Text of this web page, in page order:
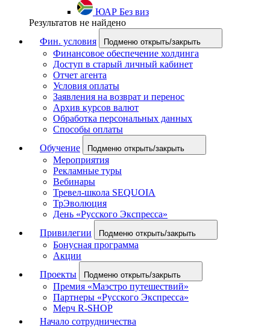
ЮАР Без виз
Результатов не найдено
Фин. условия
Подменю открыть/закрыть
Финансовое обеспечение холдинга
Доступ в старый личный кабинет
Отчет агента
Условия оплаты
Заявления на возврат и перенос
Архив курсов валют
Обработка персональных данных
Способы оплаты
Обучение
Подменю открыть/закрыть
Мероприятия
Рекламные туры
Вебинары
Тревел-школа SEQUOIA
ТрЭволюция
День «Русского Экспресса»
Привилегии
Подменю открыть/закрыть
Бонусная программа
Акции
Проекты
Подменю открыть/закрыть
Премия «Маэстро путешествий»
Партнеры «Русского Экспресса»
Мерч R-SHOP
Начало сотрудничества